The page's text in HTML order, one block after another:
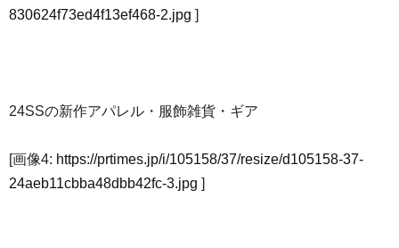
830624f73ed4f13ef468-2.jpg ]
24SSの新作アパレル・服飾雑貨・ギア
[画像4: https://prtimes.jp/i/105158/37/resize/d105158-37-
24aeb11cbba48dbb42fc-3.jpg ]